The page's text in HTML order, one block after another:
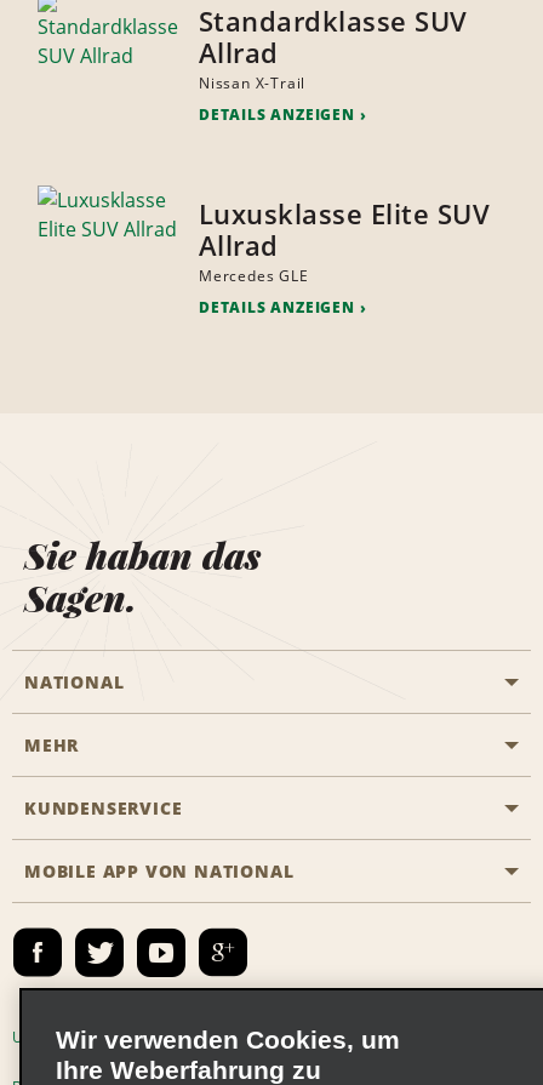
Standardklasse SUV
Allrad
Nissan X-Trail
DETAILS ANZEIGEN
Luxusklasse Elite SUV
Allrad
Mercedes GLE
DETAILS ANZEIGEN
Sie haban das
Sagen.
NATIONAL
Eine Reservierung vornehmen
Das Business Rental Programm
Emerald Club Anmelden
MEHR
Karriere
KUNDENSERVICE
Barrierefreiheit
Kontakt
E-Mail anmelden
MOBILE APP VON NATIONAL
Unternehmensinformationen Nutzungsbedingungen
Wir verwenden Cookies, um
Ihre Weberfahrung zu